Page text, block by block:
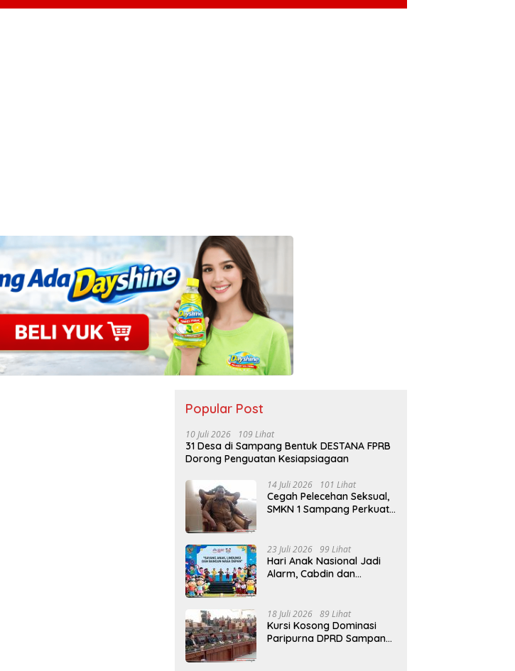
Popular Post
10 Juli 2026 109 Lihat
31 Desa di Sampang Bentuk DESTANA FPRB
Dorong Penguatan Kesiapsiagaan
14 Juli 2026 101 Lihat
Cegah Pelecehan Seksual,
SMKN 1 Sampang Perkuat
23 Juli 2026 99 Lihat
Hari Anak Nasional Jadi
Alarm, Cabdin dan
Kekerasan Seksual Anak
18 Juli 2026 89 Lihat
Kursi Kosong Dominasi
Paripurna DPRD Sampang,